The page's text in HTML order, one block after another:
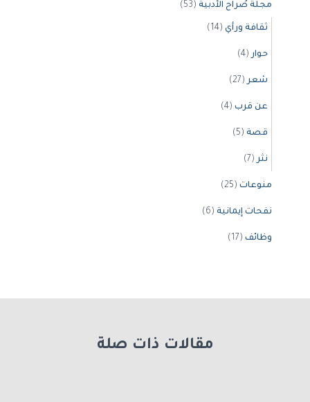
مجلة صُراح الأدبية (53)
ثقافة ورأي (14)
حوار(4)
شعر(27)
عن قرب (4)
قصة (5)
نثر(7)
منوعات (25)
نفحات إيمانية (6)
وظائف (17)
مقالات ذات صلة